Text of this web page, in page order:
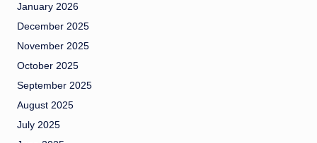
January 2026
December 2025
November 2025
October 2025
September 2025
August 2025
July 2025